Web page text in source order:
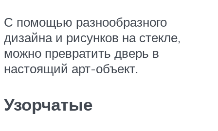
С помощью разнообразного
дизайна и рисунков на стекле,
можно превратить дверь в
настоящий арт-объект.
Узорчатые